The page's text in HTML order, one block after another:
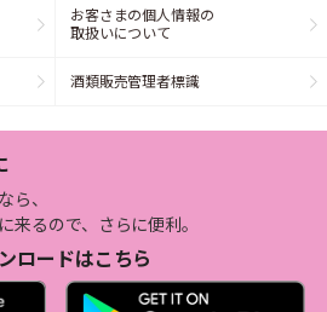
お客さまの個人情報の
取扱いについて
酒類販売管理者標識
ら、
来るので、さらに便利。
ロードはこちら